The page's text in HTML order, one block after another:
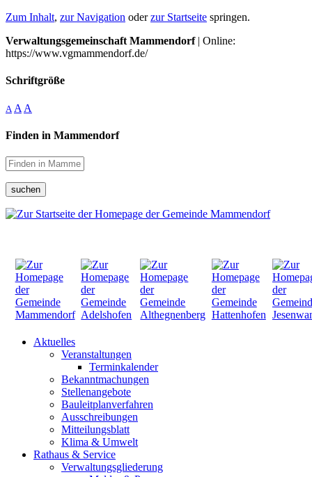
Zum Inhalt, zur Navigation oderzur Startseite springen.
Verwaltungsgemeinschaft Mammendorf| Online:
https://www.vgmammendorf.de/
Schriftgröße
A A A
Finden in Mammendorf
suchen
Aktuelles
Veranstaltungen
Terminkalender
Bekanntmachungen
Stellenangebote
Bauleitplanverfahren
Ausschreibungen
Mitteilungsblatt
Klima & Umwelt
Rathaus & Service
Verwaltungsgliederung